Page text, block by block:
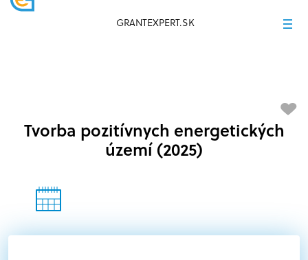
GRANTEXPERT.SK
Tvorba pozitívnych energetických
území (2025)